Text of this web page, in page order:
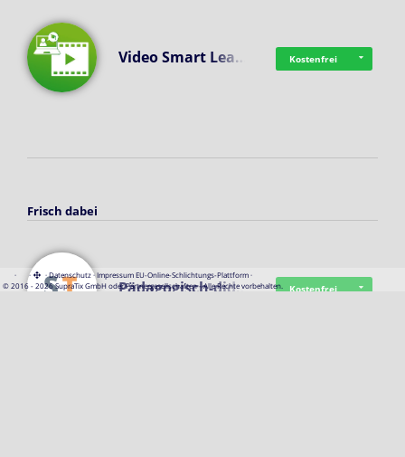
Video Smart Lea… Kostenfrei
Frisch dabei
Pädagogisch-did… Kostenfrei
· · ·Datenschutz·Impressum EU-Online-Schlichtungs-Plattform·
© 2016 - 2026 SupraTix GmbH oder Partnergesellschaften - Alle Rechte vorbehalten.